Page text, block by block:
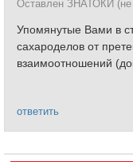
Оставлен ЗНАТОКИ (не
Упомянутые Вами в
сахароделов от
взаимоотношений
ответить